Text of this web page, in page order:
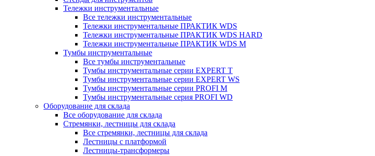
Тележки инструментальные
Все тележки инструментальные
Тележки инструментальные ПРАКТИК WDS
Тележки инструментальные ПРАКТИК WDS HARD
Тележки инструментальные ПРАКТИК WDS M
Тумбы инструментальные
Все тумбы инструментальные
Тумбы инструментальные серии EXPERT T
Тумбы инструментальные серии EXPERT WS
Тумбы инструментальные серии PROFI M
Тумбы инструментальные серия PROFI WD
Оборудование для склада
Все оборудование для склада
Стремянки, лестницы для склада
Все стремянки, лестницы для склада
Лестницы с платформой
Лестницы-трансформеры